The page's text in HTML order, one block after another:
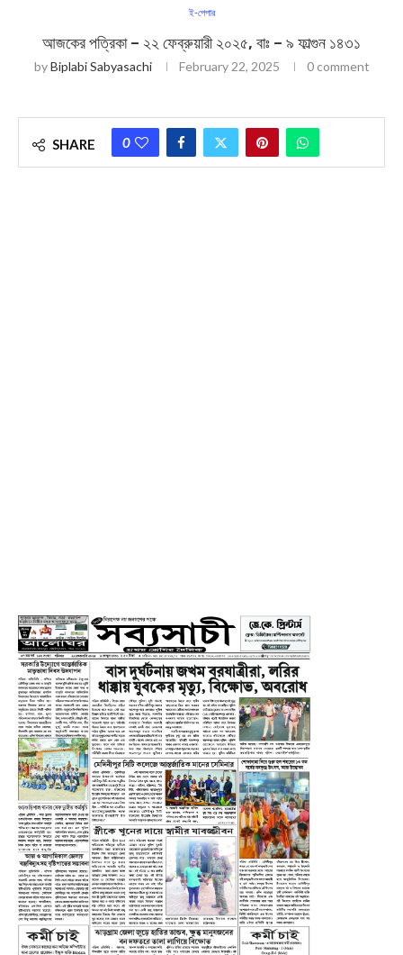
ই-পেপার
আজকের পত্রিকা – ২২ ফেব্রুয়ারী ২০২৫, বাঃ – ৯ ফাল্গুন ১৪৩১
byBiplabi Sabyasachi February 22, 2025 0 comment
SHARE 0